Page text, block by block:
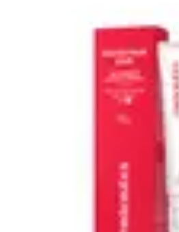
Choisir un Plombier
Conseils Pratiques Conseils
Plombier Disponible